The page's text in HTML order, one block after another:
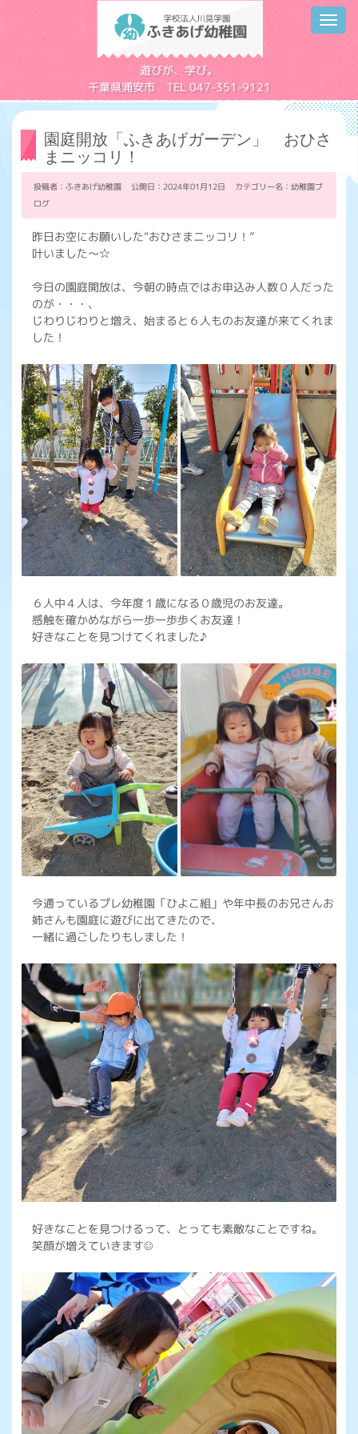
遊びが、学び。
千葉県浦安市 TEL 047-351-9121
園庭開放「ふきあげガーデン」 おひさ
まニッコリ！
投稿者：ふきあげ幼稚園 公開日：2024年01月12日 カテゴリー名： 幼稚園ブ
ログ
昨日お空にお願いした“おひさまニッコリ！”
叶いました～☆
今日の園庭開放は、今朝の時点ではお申込み人数０人だった
のが・・・、
じわりじわりと増え、始まると６人ものお友達が来てくれま
した！
６人中４人は、今年度１歳になる０歳児のお友達。
感触を確かめながら一歩一歩歩くお友達！
好きなことを見つけてくれました♪
今通っているプレ幼稚園「ひよこ組」や年中長のお兄さんお
姉さんも園庭に遊びに出てきたので、
一緒に過ごしたりもしました！
好きなことを見つけるって、とっても素敵なことですね。
笑顔が増えていきます☺